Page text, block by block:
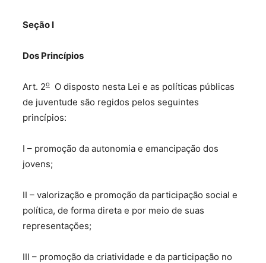
Seção I
Dos Princípios
Art. 2oO disposto nesta Lei e as políticas públicas
de juventude são regidos pelos seguintes
princípios:
I – promoção da autonomia e emancipação dos
jovens;
II – valorização e promoção da participação social e
política, de forma direta e por meio de suas
representações;
III – promoção da criatividade e da participação no